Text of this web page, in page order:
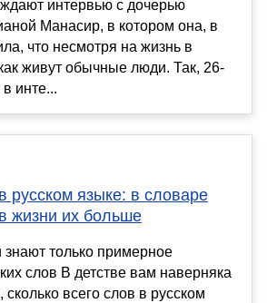
интервью с дочерью
Манасир, в котором она, в
что несмотря на жизнь в
живут обычные люди. Так, 26-
инте...
русском языке: в словаре
жизни их больше
только примерное
слов В детстве вам наверняка
всего слов в русском